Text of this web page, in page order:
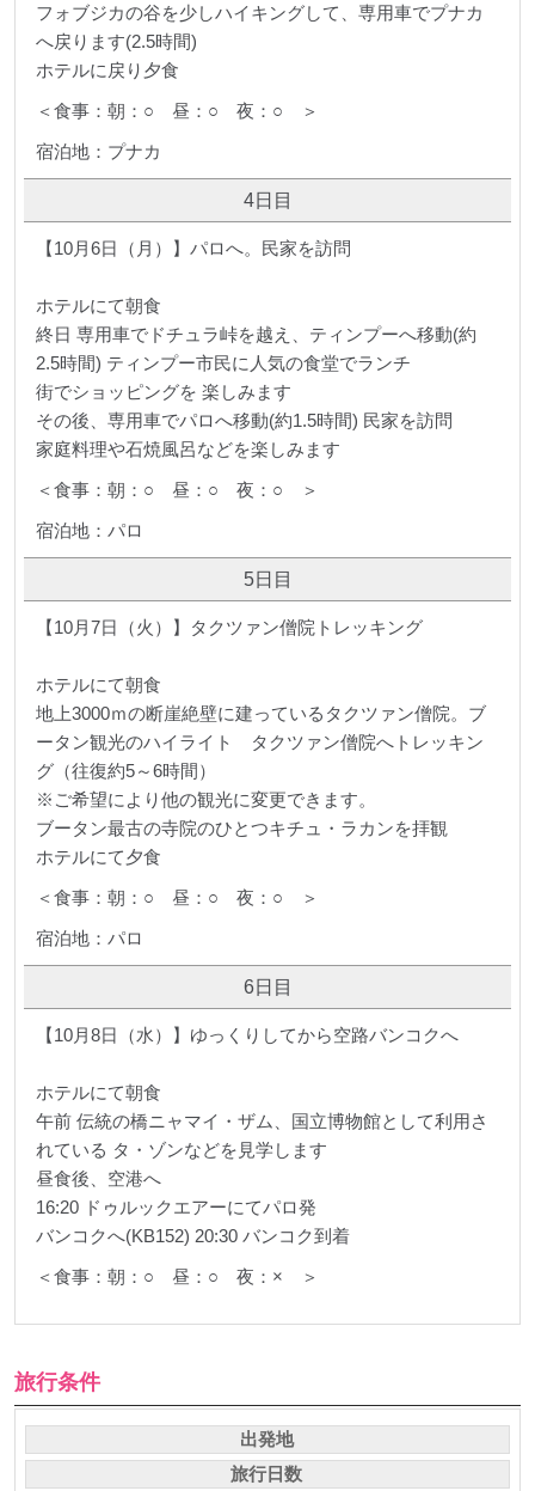
フォブジカの谷を少しハイキングして、専用車でプナカ
へ戻ります(2.5時間)
ホテルに戻り夕食
＜食事：朝：○ 昼：○ 夜：○ ＞
宿泊地：プナカ
4日目
【10月6日（月）】パロへ。民家を訪問
ホテルにて朝食
終日 専用車でドチュラ峠を越え、ティンプーへ移動(約
2.5時間) ティンプー市民に人気の食堂でランチ
街でショッピングを 楽しみます
その後、専用車でパロへ移動(約1.5時間) 民家を訪問
家庭料理や石焼風呂などを楽しみます
＜食事：朝：○ 昼：○ 夜：○ ＞
宿泊地：パロ
5日目
【10月7日（火）】タクツァン僧院トレッキング
ホテルにて朝食
地上3000ｍの断崖絶壁に建っているタクツァン僧院。ブ
ータン観光のハイライト タクツァン僧院へトレッキン
グ（往復約5～6時間）
※ご希望により他の観光に変更できます。
ブータン最古の寺院のひとつキチュ・ラカンを拝観
ホテルにて夕食
＜食事：朝：○ 昼：○ 夜：○ ＞
宿泊地：パロ
6日目
【10月8日（水）】ゆっくりしてから空路バンコクへ
ホテルにて朝食
午前 伝統の橋ニャマイ・ザム、国立博物館として利用さ
れている タ・ゾンなどを見学します
昼食後、空港へ
16:20 ドゥルックエアーにてパロ発
バンコクへ(KB152) 20:30 バンコク到着
＜食事：朝：○ 昼：○ 夜：× ＞
旅行条件
出発地
旅行日数